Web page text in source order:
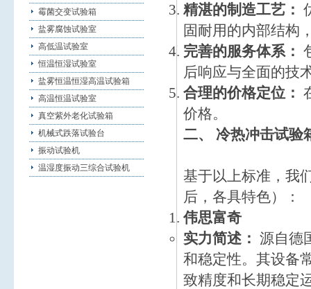
霉菌交变试验箱
盐雾腐蚀试验室
高低温试验室
恒温恒湿试验室
盐雾恒温恒湿高温试验箱
高温恒温试验室
真空紫外老化试验箱
机械式跌落试验台
振动试验机
温湿度振动三综合试验机
精湛的制造工艺：
固耐用的内部结构
完善的服务体系：
后响应与全面的技
合理的价格定位：
价格。
二、 冷热冲击试验
基于以上标准，我
后，各具特色）：
伟思富奇
实力简述： 源自德
和稳定性。其设备
致精度和长期稳定